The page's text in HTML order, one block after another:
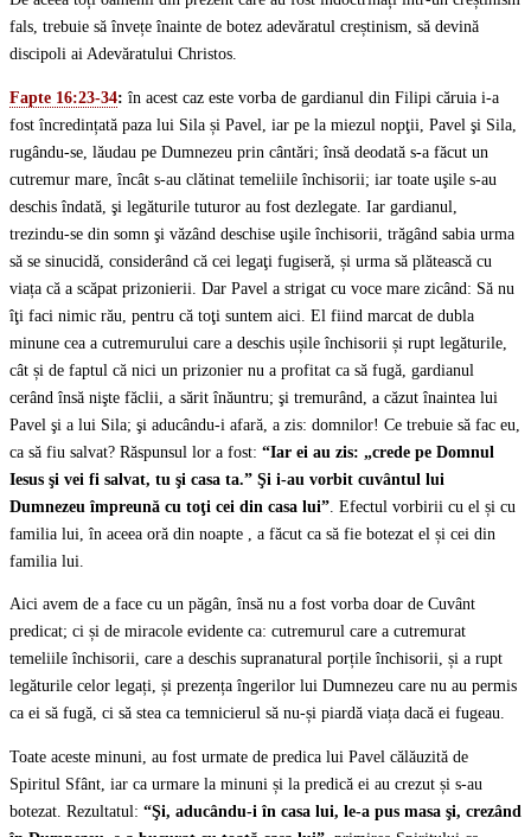
fals, trebuie să învețe înainte de botez adevăratul creștinism, să devină
discipoli ai Adevăratului Christos.
Fapte 16:23-34:în acest caz este vorba de gardianul din Filipi căruia i-a
fost încredințată paza lui Sila și Pavel, iar pe la miezul nopţii, Pavel şi Sila,
rugându-se, lăudau pe Dumnezeu prin cântări; însă deodată s-a făcut un
cutremur mare, încât s-au clătinat temeliile închisorii; iar toate uşile s-au
deschis îndată, şi legăturile tuturor au fost dezlegate. Iar gardianul,
trezindu-se din somn şi văzând deschise uşile închisorii, trăgând sabia urma
să se sinucidă, considerând că cei legaţi fugiseră, și urma să plătească cu
viața că a scăpat prizonierii. Dar Pavel a strigat cu voce mare zicând: Să nu
îţi faci nimic rău, pentru că toţi suntem aici. El fiind marcat de dubla
minune cea a cutremurului care a deschis ușile închisorii și rupt legăturile,
cât și de faptul că nici un prizonier nu a profitat ca să fugă, gardianul
cerând însă nişte făclii, a sărit înăuntru; şi tremurând, a căzut înaintea lui
Pavel şi a lui Sila; şi aducându-i afară, a zis: domnilor! Ce trebuie să fac eu,
ca să fiu salvat? Răspunsul lor a fost: “Iar ei au zis: „crede pe Domnul
Iesus şi vei fi salvat, tu şi casa ta.” Şi i-au vorbit cuvântul lui
Dumnezeu împreună cu toţi cei din casa lui” . Efectul vorbirii cu el și cu
familia lui, în aceea oră din noapte , a făcut ca să fie botezat el și cei din
familia lui.
Aici avem de a face cu un păgân, însă nu a fost vorba doar de Cuvânt
predicat; ci și de miracole evidente ca: cutremurul care a cutremurat
temeliile închisorii, care a deschis supranatural porțile închisorii, și a rupt
legăturile celor legați, și prezența îngerilor lui Dumnezeu care nu au permis
ca ei să fugă, ci să stea ca temnicierul să nu-și piardă viața dacă ei fugeau.
Toate aceste minuni, au fost urmate de predica lui Pavel călăuzită de
Spiritul Sfânt, iar ca urmare la minuni și la predică ei au crezut și s-au
botezat. Rezultatul: “Şi, aducându-i în casa lui, le-a pus masa şi, crezând